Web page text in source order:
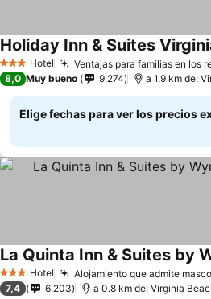
3 Estrellas
Hotel Ventajas para familias en los
8,0 Muy bueno 9.274 a 1.9 km de:
Elige fechas para ver los precios
3 Estrellas
Hotel Alojamiento que admite
7,4 6.203 a 0.8 km de: Virginia